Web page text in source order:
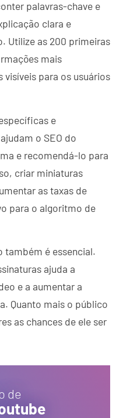
palavras-chave e
clara e
Utilize as 200 primeiras
mais
visíveis para os usuários
e
o SEO do
e recomendá-lo para
criar miniaturas
as taxas de
para o algoritmo de
também é essencial.
ajuda a
e a aumentar a
Quanto mais o público
as chances de ele ser
de